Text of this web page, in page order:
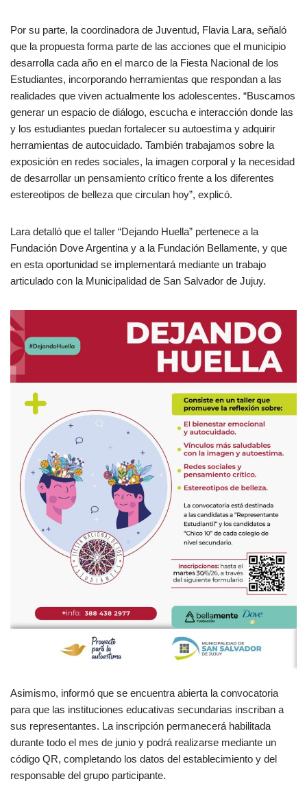
Por su parte, la coordinadora de Juventud, Flavia Lara, señaló
que la propuesta forma parte de las acciones que el municipio
desarrolla cada año en el marco de la Fiesta Nacional de los
Estudiantes, incorporando herramientas que respondan a las
realidades que viven actualmente los adolescentes. “Buscamos
generar un espacio de diálogo, escucha e interacción donde las
y los estudiantes puedan fortalecer su autoestima y adquirir
herramientas de autocuidado. También trabajamos sobre la
exposición en redes sociales, la imagen corporal y la necesidad
de desarrollar un pensamiento crítico frente a los diferentes
estereotipos de belleza que circulan hoy”, explicó.
Lara detalló que el taller “Dejando Huella” pertenece a la
Fundación Dove Argentina y a la Fundación Bellamente, y que
en esta oportunidad se implementará mediante un trabajo
articulado con la Municipalidad de San Salvador de Jujuy.
Asimismo, informó que se encuentra abierta la convocatoria
para que las instituciones educativas secundarias inscriban a
sus representantes. La inscripción permanecerá habilitada
durante todo el mes de junio y podrá realizarse mediante un
código QR, completando los datos del establecimiento y del
responsable del grupo participante.